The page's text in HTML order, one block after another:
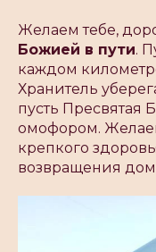
Желаем тебе,
Божией в пути.
каждом
Хранитель
пусть Пресвятая
омофором.
крепкого
возвращения